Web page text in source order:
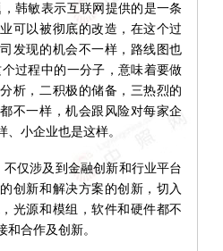
韩敏表示互联网提供的是一条
可以被彻底的改造，在这个过
发现的机会不一样，路线图也
过程中的一分子，意味着要做
析，二积极的储备，三热烈的
不一样，机会跟风险对每家企
小企业也是这样。
仅涉及到金融创新和行业平台
创新和解决方案的创新，切入
光源和模组，软件和硬件都不
合作及创新。